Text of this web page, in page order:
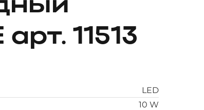
11513
LED
10 W